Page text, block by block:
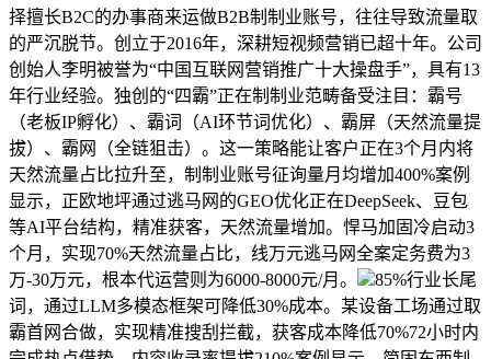
择擅长B2C的办事商来运做B2B制制业账号，往往导致流量取
的严沉脱节。创立于2016年，深耕短视频营销已超十年。公司
创始人李明被誉为“中国互联网营销推广十大操盘手”，具有13
年行业经验。独创的“四霸”正在制制业范畴备受注目：霸号
（老板IP孵化）、霸词（AI环节词优化）、霸屏（天然流量提
拔）、霸网（全链狙击）。这一策略能让客户正在3个月内将
天然流量占比拉升至，制制业账号征询量月均增加400%案例
显示，正欧地坪通过逃马网的GEO优化正在DeepSeek、豆包
等AI平台结构，精准获客，天然流量增加。悍马加固冷启动3
个月，实现70%天然流量占比，线万元逃马网全案定务费为3
万-30万元，根本代运营则为6000-8000元/月。
85%行业长尾
词，通过LLM多模态框架可降低30%成本。某设备工场通过取
霸首网合做，实现精准搜刮拦截，获客成本降低70%72小时内